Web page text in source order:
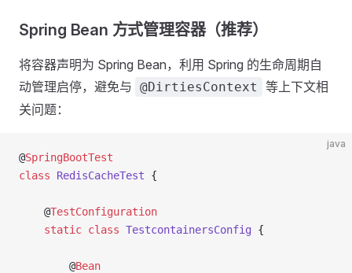
Spring Bean 方式管理容器（推荐）
将容器声明为 Spring Bean，利用 Spring 的生命周期自
动管理启停，避免与 @DirtiesContext
等上下文相
关问题：
java
@SpringBootTest
class RedisCacheTest {
    @
TestConfiguration
    static
class TestcontainersConfig {
        @
Bean